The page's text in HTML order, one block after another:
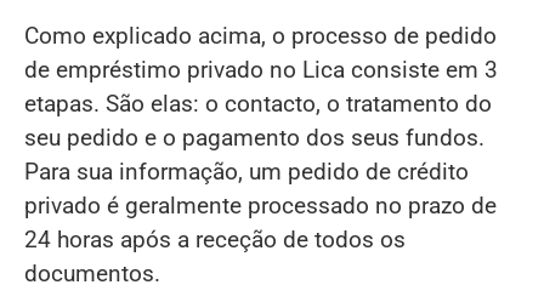
Como explicado acima, o processo de pedido
de empréstimo privado no Lica consiste em 3
etapas. São elas: o contacto, o tratamento do
seu pedido e o pagamento dos seus fundos.
Para sua informação, um pedido de crédito
privado é geralmente processado no prazo de
24 horas após a receção de todos os
documentos.